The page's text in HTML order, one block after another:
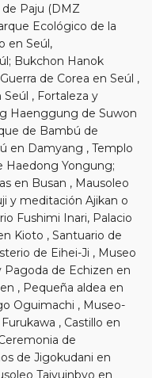
de Paju (DMZ
Ecológico de la
en Seúl,
Bukchon Hanok
de Corea en Seúl ,
, Fortaleza y
Haenggung de Suwon
de Bambú de
en Damyang , Templo
Haedong Yongung;
en Busan , Mausoleo
y meditación Ajikan o
Fushimi Inari, Palacio
Kioto , Santuario de
de Eihei-Ji , Museo
Pagoda de Echizen en
, Pequeña aldea en
Oguimachi , Museo-
, Castillo en
de
de Jigokudani en
Taiyuinbyo en